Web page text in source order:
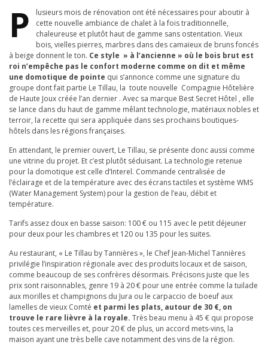
P
lusieurs mois de rénovation ont été nécessaires pour aboutir à
cette nouvelle ambiance de chalet à la fois traditionnelle,
chaleureuse et plutôt haut de gamme sans ostentation. Vieux
bois, vielles pierres, marbres dans des camaïeux de bruns foncés
à beige donnent le ton. Ce style » à l’ancienne » où le bois brut est
roi n’empêche pas le confort moderne comme on dit et même
une domotique de pointe qui s’annonce comme une signature du
groupe dont fait partie Le Tillau, la toute nouvelle Compagnie Hôtelière
de Haute Joux créée l’an dernier . Avec sa marque Best Secret Hôtel , elle
se lance dans du haut de gamme mêlant technologie, matériaux nobles et
terroir, la recette qui sera appliquée dans ses prochains boutiques-
hôtels dans les régions françaises.
En attendant, le premier ouvert, Le Tillau, se présente donc aussi comme
une vitrine du projet. Et c’est plutôt séduisant. La technologie retenue
pour la domotique est celle d’Interel. Commande centralisée de
l’éclairage et de la température avec des écrans tactiles et système WMS
(Water Management System) pour la gestion de l’eau, débit et
température.
Tarifs assez doux en basse saison: 100 € ou 115 avec le petit déjeuner
pour deux pour les chambres et 120 ou 135 pour les suites.
Au restaurant, « Le Tillau by Tannières », le Chef Jean-Michel Tannières
privilégie l’inspiration régionale avec des produits locaux et de saison,
comme beaucoup de ses confrères désormais. Précisons juste que les
prix sont raisonnables, genre 19 à 20 € pour une entrée comme la tuilade
aux morilles et champignons du Jura ou le carpaccio de boeuf aux
lamelles de vieux Comté et parmi les plats, autour de 30 €, on
trouve le rare lièvre à la royale. Très beau menu à 45 € qui propose
toutes ces merveilles et, pour 20 € de plus, un accord mets-vins, la
maison ayant une très belle cave notamment des vins de la région.